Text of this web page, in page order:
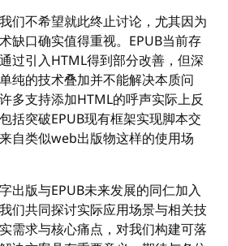
们不希望就此终止讨论，尤其因为
缺口确实值得重视。EPUB当前存
过引入HTML得到部分改善，但深
纯的技术叠加并不能解决本质问
多支持添加HTML的呼声实际上反
括突破EPUB现有框架实现脚本交
自类似web出版物这样的使用场
出版与EPUB未来发展的同仁加入
们共同探讨实际应用场景与相关技
需求与核心痛点，对我们构建可落